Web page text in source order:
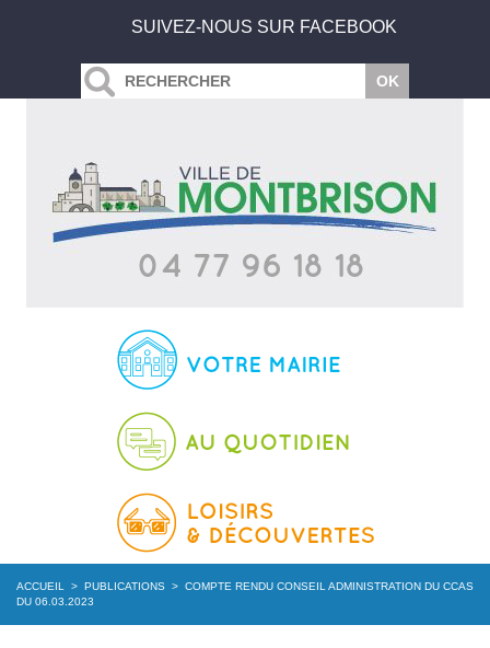
SUIVEZ-NOUS SUR FACEBOOK
ACCUEIL > PUBLICATIONS > COMPTE RENDU CONSEIL ADMINISTRATION DU CCAS
DU 06.03.2023